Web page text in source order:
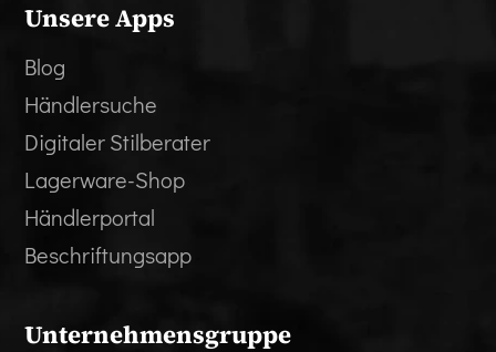
Unsere Apps
Blog
Händlersuche
Digitaler Stilberater
Lagerware-Shop
Händlerportal
Beschriftungsapp
Unternehmensgruppe